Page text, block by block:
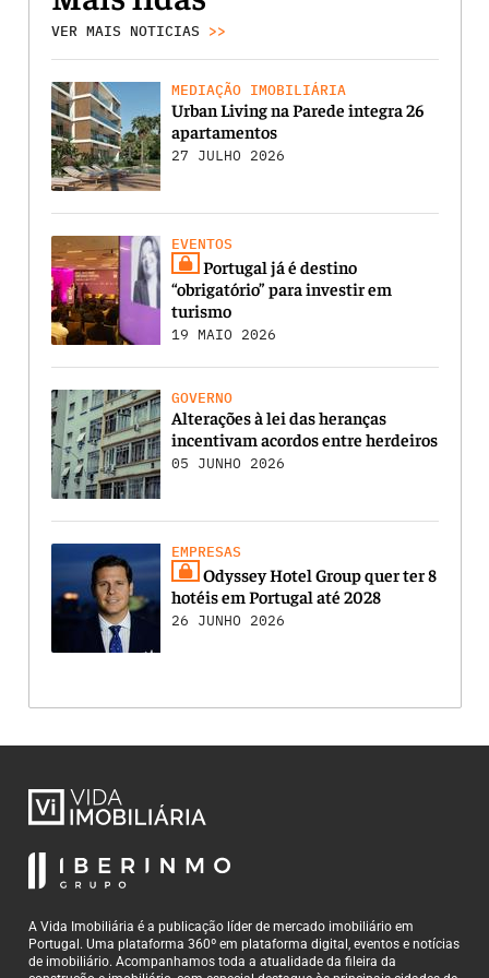
VER MAIS NOTICIAS >>
MEDIAÇÃO IMOBILIÁRIA
Urban Living na Parede integra 26
apartamentos
27 JULHO 2026
EVENTOS
Portugal já é destino
“obrigatório” para investir em
turismo
19 MAIO 2026
GOVERNO
Alterações à lei das heranças
incentivam acordos entre herdeiros
05 JUNHO 2026
EMPRESAS
Odyssey Hotel Group quer ter 8
hotéis em Portugal até 2028
26 JUNHO 2026
A Vida Imobiliária é a publicação líder de mercado imobiliário em
Portugal. Uma plataforma 360º em plataforma digital, eventos e notícias
de imobiliário. Acompanhamos toda a atualidade da fileira da